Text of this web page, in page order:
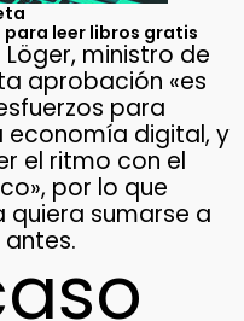
para leer libros gratis
ministro de
aprobación «es
para
economía digital, y
el ritmo con el
por lo que
quiera sumarse a